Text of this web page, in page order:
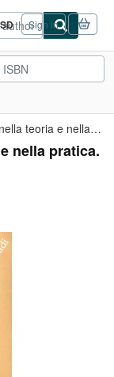
Sign in
Il diritto parlamentare nella teoria e nella pratica. Aspetti ...
nella pratica.